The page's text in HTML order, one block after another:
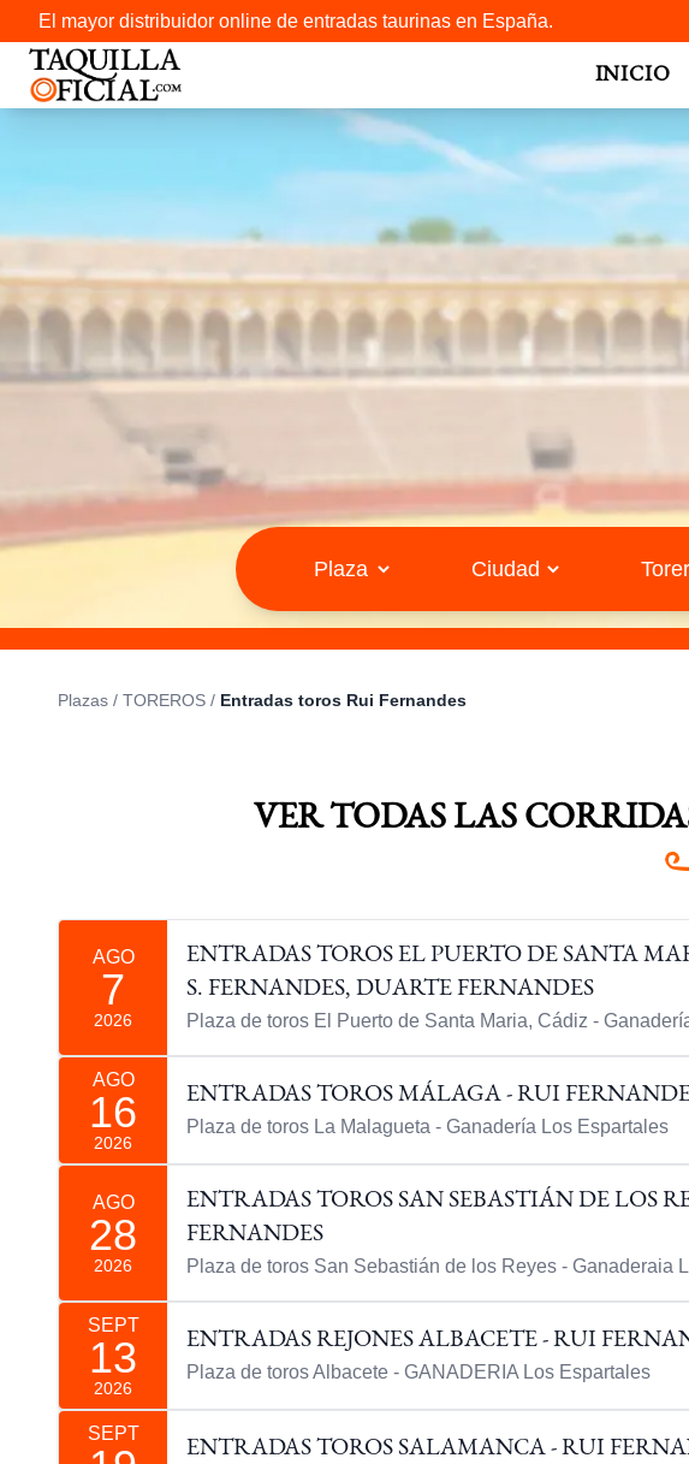
El mayor distribuidor online de entradas taurinas en España.
INICIO
Plazas / TOREROS / Entradas toros Rui Fernandes
VER TODAS LAS
AGO
7
2026
ENTRADAS TOROS EL PUERTO DE SANTA
S. FERNANDES, DUARTE FERNANDES
Plaza de toros El Puerto de Santa Maria, Cádiz -
AGO
16
2026
ENTRADAS TOROS MÁLAGA - RUI
Plaza de toros La Malagueta - Ganadería Los Espartales
AGO
28
2026
ENTRADAS TOROS SAN SEBASTIÁN DE LOS
FERNANDES
Plaza de toros San Sebastián de los Reyes - Ganaderaia
SEPT
13
2026
ENTRADAS REJONES ALBACETE - RUI
Plaza de toros Albacete - GANADERIA Los Espartales
SEPT
ENTRADAS TOROS SALAMANCA - RUI